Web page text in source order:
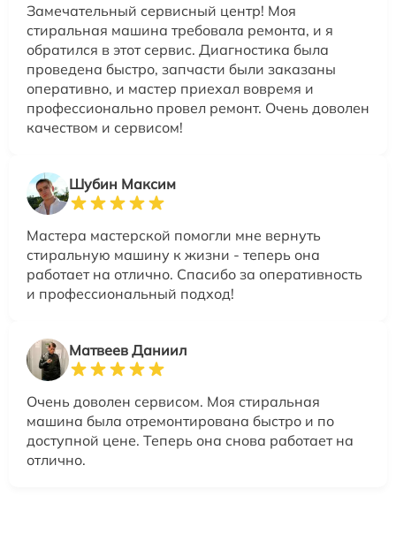
Замечательный сервисный центр! Моя
стиральная машина требовала ремонта, и я
обратился в этот сервис. Диагностика была
проведена быстро, запчасти были заказаны
оперативно, и мастер приехал вовремя и
профессионально провел ремонт. Очень доволен
качеством и сервисом!
Шубин Максим
Мастера мастерской помогли мне вернуть
стиральную машину к жизни - теперь она
работает на отлично. Спасибо за оперативность
и профессиональный подход!
Матвеев Даниил
Очень доволен сервисом. Моя стиральная
машина была отремонтирована быстро и по
доступной цене. Теперь она снова работает на
отлично.